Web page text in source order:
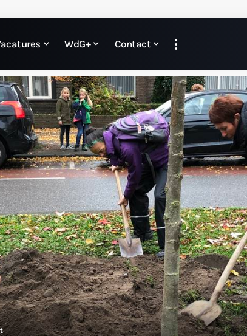
WdG+ Contact